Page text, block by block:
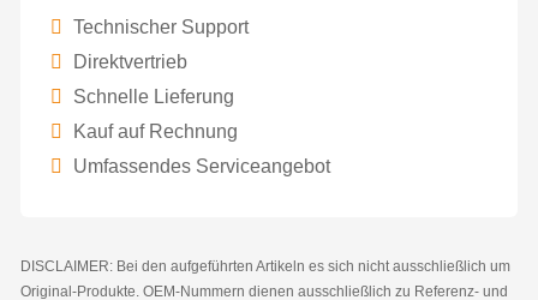
Technischer Support
Direktvertrieb
Schnelle Lieferung
Kauf auf Rechnung
Umfassendes Serviceangebot
DISCLAIMER: Bei den aufgeführten Artikeln es sich nicht ausschließlich um
Original-Produkte. OEM-Nummern dienen ausschließlich zu Referenz- und